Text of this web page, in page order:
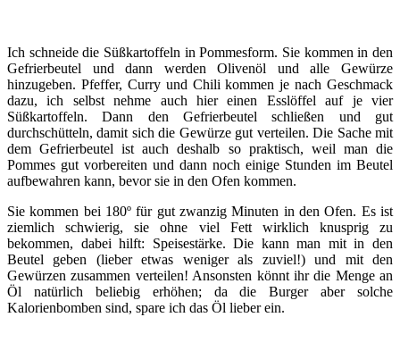
Ich schneide die Süßkartoffeln in Pommesform. Sie kommen in den
Gefrierbeutel und dann werden Olivenöl und alle Gewürze
hinzugeben. Pfeffer, Curry und Chili kommen je nach Geschmack
dazu, ich selbst nehme auch hier einen Esslöffel auf je vier
Süßkartoffeln. Dann den Gefrierbeutel schließen und gut
durchschütteln, damit sich die Gewürze gut verteilen. Die Sache mit
dem Gefrierbeutel ist auch deshalb so praktisch, weil man die
Pommes gut vorbereiten und dann noch einige Stunden im Beutel
aufbewahren kann, bevor sie in den Ofen kommen.
Sie kommen bei 180º für gut zwanzig Minuten in den Ofen. Es ist
ziemlich schwierig, sie ohne viel Fett wirklich knusprig zu
bekommen, dabei hilft: Speisestärke. Die kann man mit in den
Beutel geben (lieber etwas weniger als zuviel!) und mit den
Gewürzen zusammen verteilen! Ansonsten könnt ihr die Menge an
Öl natürlich beliebig erhöhen; da die Burger aber solche
Kalorienbomben sind, spare ich das Öl lieber ein.